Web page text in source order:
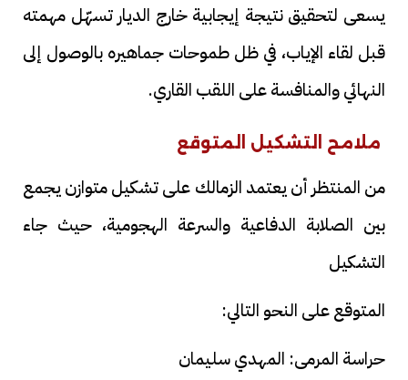
يسعى لتحقيق نتيجة إيجابية خارج الديار تسهّل مهمته
قبل لقاء الإياب، في ظل طموحات جماهيره بالوصول إلى
النهائي والمنافسة على اللقب القاري.
ملامح التشكيل المتوقع
من المنتظر أن يعتمد الزمالك على تشكيل متوازن يجمع
بين الصلابة الدفاعية والسرعة الهجومية، حيث جاء
التشكيل
المتوقع على النحو التالي:
حراسة المرمى: المهدي سليمان